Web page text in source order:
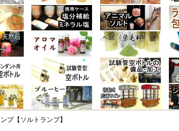
プ【ソルトランプ】